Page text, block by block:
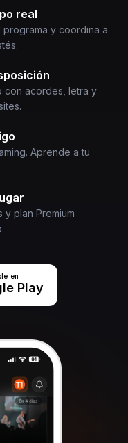
real
programa y coordina a
con acordes, letra y
Aprende a tu
y plan Premium
en
Play